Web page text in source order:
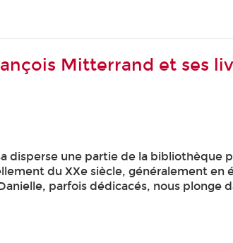
Mitterrand et ses
disperse une partie de la bibliothèque
du XXe siècle, généralement
parfois dédicacés, nous plonge